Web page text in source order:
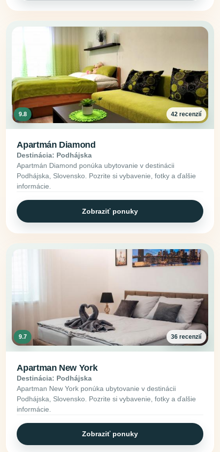
9.8 42 recenzií
Apartmán Diamond
Destinácia: Podhájska
Apartmán Diamond ponúka ubytovanie v destinácii
Podhájska, Slovensko. Pozrite si vybavenie, fotky a ďalšie
informácie.
Zobraziť ponuky
9.7 36 recenzií
Apartman New York
Destinácia: Podhájska
Apartman New York ponúka ubytovanie v destinácii
Podhájska, Slovensko. Pozrite si vybavenie, fotky a ďalšie
informácie.
Zobraziť ponuky